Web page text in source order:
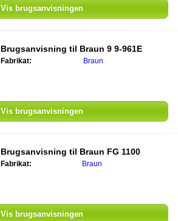
Vis brugsanvisningen
Brugsanvisning til Braun 9 9-961E
Fabrikat: Braun
Vis brugsanvisningen
Brugsanvisning til Braun FG 1100
Fabrikat: Braun
Vis brugsanvisningen